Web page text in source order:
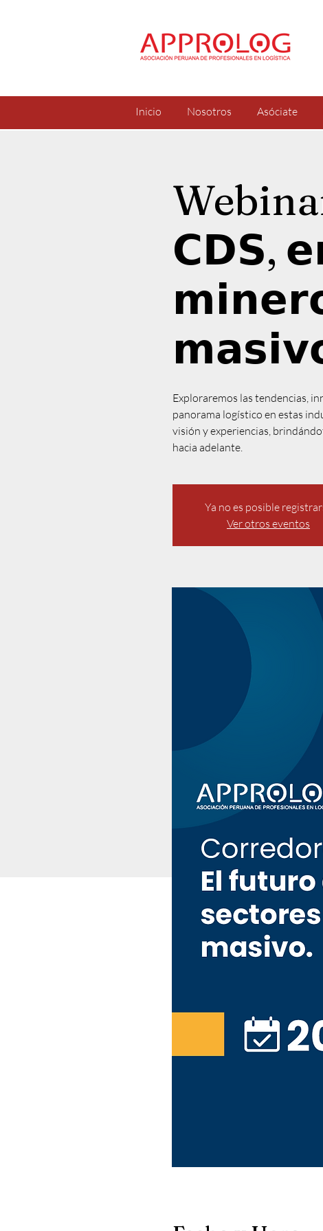
Inicio Nosotros Asóciate
𝗖𝗗𝗦,
Exploraremos las tendencias,
panorama logístico en estas
visión y experiencias,
hacia adelante.⁣
Ya no es posible
Ver otros eventos